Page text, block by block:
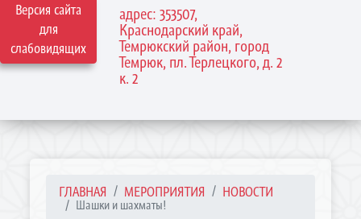
Версия сайта
для
слабовидящих
адрес: 353507,
Краснодарский край,
Темрюкский район, город
Темрюк, пл. Терлецкого, д. 2
к. 2
ГЛАВНАЯ МЕРОПРИЯТИЯ НОВОСТИ
Шашки и шахматы!